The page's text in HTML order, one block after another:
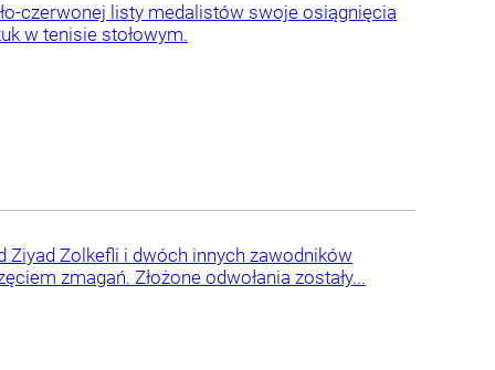
czerwonej listy medalistów swoje osiągnięcia
w tenisie stołowym.
Ziyad Zolkefli i dwóch innych zawodników
zmagań. Złożone odwołania zostały...